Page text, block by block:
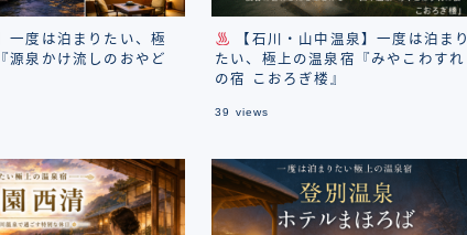
一度は泊まりたい、極
源泉かけ流しのおやど
【石川・山中温泉】一度は泊まり
たい、極上の温泉宿『みやこわすれ
の宿 こおろぎ楼』
39 views